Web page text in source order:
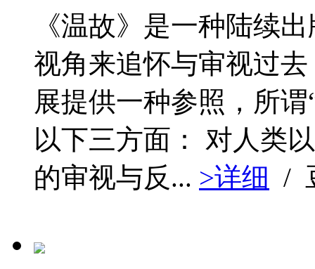
《温故》是一种陆续
视角来追怀与审视过
展提供一种参照，所
以下三方面： 对人类
的审视与反... >详细 /